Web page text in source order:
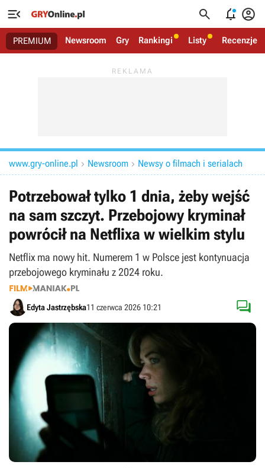
   
PREMIUM Newsroom Gry Rankingi Listy Recenzje
www.gry-online.pl  Newsroom  Newsy o filmach i serialach
Potrzebował tylko 1 dnia, żeby wejść
na sam szczyt. Przebojowy kryminał
powrócił na Netflixa w wielkim stylu
Netflix ma nowy hit. Numerem 1 w Polsce jest kontynuacja
przebojowego kryminału z 2024 roku.
Edyta Jastrzębska11 czerwca 2026 10:21 